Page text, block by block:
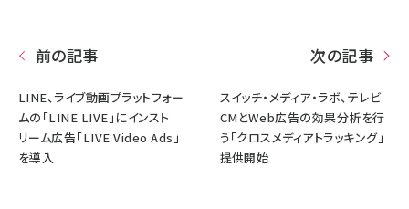
前の記事
LINE、ライブ動画プラットフォー
ムの「LINE LIVE」にインスト
リーム広告「LIVE Video Ads」
を導入
次の記事
スイッチ・メディア・ラボ、テレビ
CMとWeb広告の効果分析を行
う「クロスメディアトラッキング」
提供開始